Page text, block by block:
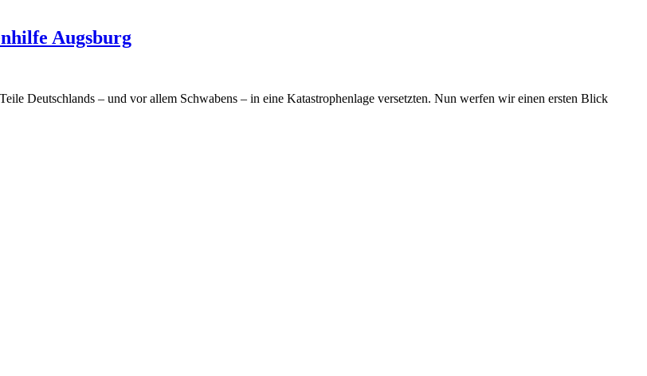
Augsburg
Deutschlands – und vor allem Schwabens – in eine Katastrophenlage versetzten. Nun werfen wir einen ersten Blick